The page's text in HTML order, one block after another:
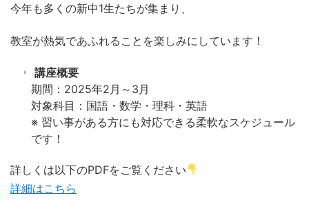
今年も多くの新中1生たちが集まり、
教室が熱気であふれることを楽しみにしています！
講座概要
期間：2025年2月～3月
対象科目：国語・数学・理科・英語
※ 習い事がある方にも対応できる柔軟なスケジュール
です！
詳しくは以下のPDFをご覧ください
詳細はこちら